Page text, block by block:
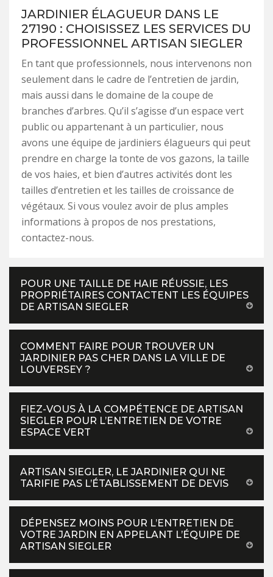
JARDINIER ÉLAGUEUR DANS LE
27190 : CHOISISSEZ LES SERVICES DU
PROFESSIONNEL ARTISAN SIEGLER
En tant que professionnels, nous intervenons non
seulement dans le cadre de l’entretien de jardin,
mais aussi dans le domaine de la coupe de
branches d’arbres. Qu’il s’agisse d’un espace vert
public ou appartenant à un particulier, nous
avons une équipe de jardiniers élagueurs qui peut
prendre en charge la tonte de vos gazons, la taille
de vos haies, et bien d’autres activités dont les
tailles d’entretien et les tailles de croissance de
végétaux. Si vous voulez avoir de plus amples
informations à propos de nos prestations,
contactez-nous.
POUR UNE TAILLE DE HAIE RÉUSSIE, LES
PROPRIÉTAIRES CONTACTENT LES ÉQUIPES
DE ARTISAN SIEGLER
COMMENT FAIRE POUR TROUVER UN
JARDINIER PAS CHER DANS LA VILLE DE
LOUVERSEY ?
FIEZ-VOUS À LA COMPÉTENCE DE ARTISAN
SIEGLER POUR L’ENTRETIEN DE VOTRE
ESPACE VERT
ARTISAN SIEGLER, LE JARDINIER QUI NE
TARIFIE PAS L’ÉTABLISSEMENT DE DEVIS
DÉPENSEZ MOINS POUR L’ENTRETIEN DE
VOTRE JARDIN EN APPELANT L’ÉQUIPE DE
ARTISAN SIEGLER